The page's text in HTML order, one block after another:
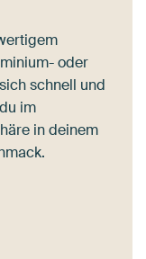
oder
schnell und
im
in deinem